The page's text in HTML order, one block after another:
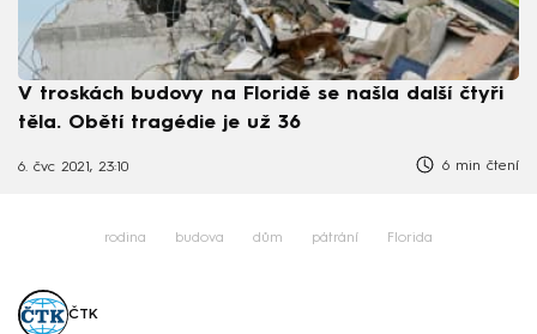
V troskách budovy na Floridě se našla další čtyři
těla. Obětí tragédie je už 36
6. čvc 2021, 23:10 6 min čtení
rodina budova dům pátrání Florida
ČTK